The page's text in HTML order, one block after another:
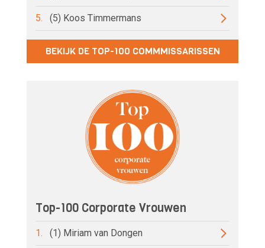
5. (5) Koos Timmermans
BEKIJK DE TOP-100 COMMMISSARISSEN
Top-100 Corporate Vrouwen
1. (1) Miriam van Dongen